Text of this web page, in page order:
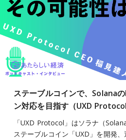
ステーブルコインで、Solana
ン対応を目指す（UXD Protocol
「UXD Protocol」はソラナ（
ステーブルコイン「UXD」を開発